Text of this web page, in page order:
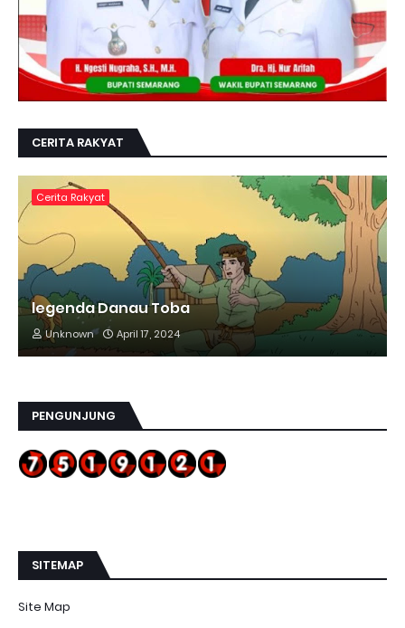
CERITA RAKYAT
Cerita Rakyat
legenda Danau Toba
Unknown April 17, 2024
PENGUNJUNG
SITEMAP
Site Map